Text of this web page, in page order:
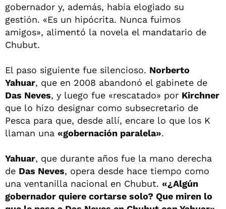
gobernador y, además, había elogiado su
gestión. «Es un hipócrita. Nunca fuimos
amigos», alimentó la novela el mandatario de
Chubut.
El paso siguiente fue silencioso. Norberto
Yahuar, que en 2008 abandonó el gabinete de
Das Neves, y luego fue «rescatado» por Kirchner
que lo hizo designar como subsecretario de
Pesca para que, desde allí, encare lo que los K
llaman una «gobernación paralela».
Yahuar, que durante años fue la mano derecha
de Das Neves, opera desde hace tiempo como
una ventanilla nacional en Chubut. «¿Algún
gobernador quiere cortarse solo? Que miren lo